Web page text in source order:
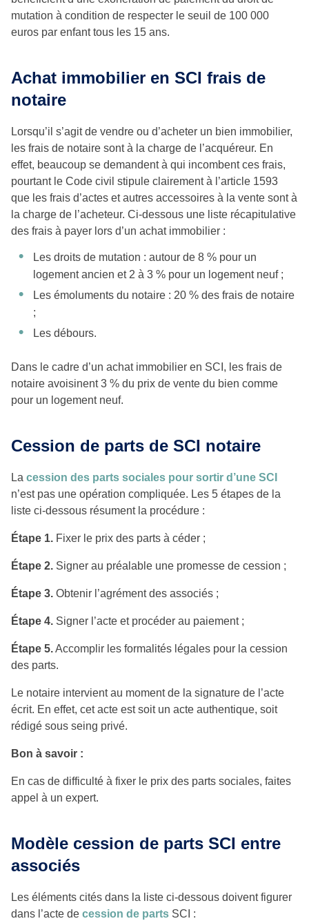
mutation à condition de respecter le seuil de 100 000
euros par enfant tous les 15 ans.
Achat immobilier en SCI frais de
notaire
Lorsqu’il s’agit de vendre ou d’acheter un bien immobilier,
les frais de notaire sont à la charge de l’acquéreur. En
effet, beaucoup se demandent à qui incombent ces frais,
pourtant le Code civil stipule clairement à l’article 1593
que les frais d’actes et autres accessoires à la vente sont à
la charge de l’acheteur. Ci-dessous une liste récapitulative
des frais à payer lors d’un achat immobilier :
Les droits de mutation : autour de 8 % pour un
logement ancien et 2 à 3 % pour un logement neuf ;
Les émoluments du notaire : 20 % des frais de notaire
;
Les débours.
Dans le cadre d’un achat immobilier en SCI, les frais de
notaire avoisinent 3 % du prix de vente du bien comme
pour un logement neuf.
Cession de parts de SCI notaire
La cession des parts sociales pour sortir d’une SCI
n’est pas une opération compliquée. Les 5 étapes de la
liste ci-dessous résument la procédure :
Étape 1. Fixer le prix des parts à céder ;
Étape 2. Signer au préalable une promesse de cession ;
Étape 3. Obtenir l’agrément des associés ;
Étape 4. Signer l’acte et procéder au paiement ;
Étape 5.Accomplir les formalités légales pour la cession
des parts.
Le notaire intervient au moment de la signature de l’acte
écrit. En effet, cet acte est soit un acte authentique, soit
rédigé sous seing privé.
Bon à savoir :
En cas de difficulté à fixer le prix des parts sociales, faites
appel à un expert.
Modèle cession de parts SCI entre
associés
Les éléments cités dans la liste ci-dessous doivent figurer
dans l’acte de cession de parts SCI :